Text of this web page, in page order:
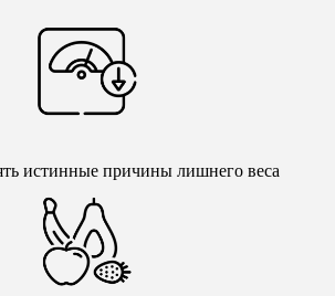
истинные причины лишнего веса